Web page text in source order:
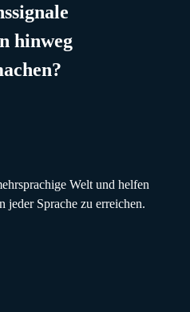
hinweg
Welt und helfen
jeder Sprache zu erreichen.